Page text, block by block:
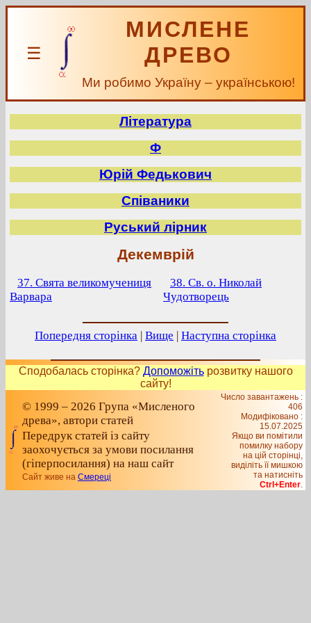
☰
МИСЛЕНЕ
ДРЕВО
Ми робимо Україну – українською!
Література
Ф
Юрій Федькович
Співаники
Руський лірник
Декемврій
37. Свята великомучениця
Варвара
38. Св. о. Николай
Чудотворець
Попередня сторінка | Вище | Наступна сторінка
Сподобалась сторінка? Допоможітьрозвитку нашого
сайту!
© 1999 – 2026 Група «Мисленого
древа», автори статей
Передрук статей із сайту
заохочується за умови посилання
(гіперпосилання) на наш сайт
Сайт живе на Смереці
Число завантажень :
406
Модифіковано :
15.07.2025
Якщо ви помітили
помилку набору
на цiй сторiнцi,
видiлiть її мишкою
та натисніть
Ctrl+Enter.